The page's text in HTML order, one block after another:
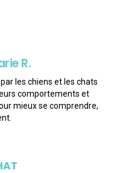
R.
les chiens et les chats
comportements et
mieux se comprendre,